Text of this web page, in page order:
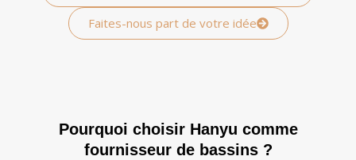
Faites-nous part de votre idée
Pourquoi choisir Hanyu comme
fournisseur de bassins ?